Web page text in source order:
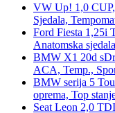
VW Up! 1,0
Sjedala,
Ford Fiesta 1,25i
Anatomska
BMW X1 20d
ACA, Temp.,
BMW serija 5
oprema, Top
Seat Leon 2,0